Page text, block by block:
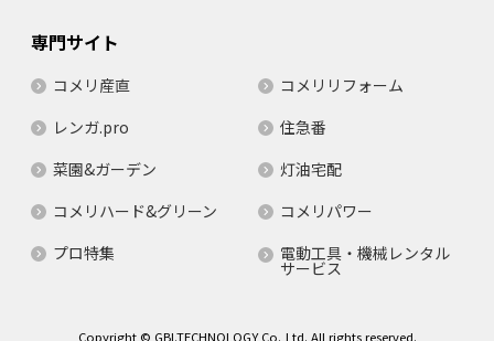
専門サイト
コメリ産直
コメリリフォーム
レンガ.pro
住急番
菜園&ガーデン
灯油宅配
コメリハード&グリーン
コメリパワー
プロ特集
電動工具・機械レンタル
サービス
Copyright © GBI.TECHNOLOGY Co.,Ltd. All rights reserved.